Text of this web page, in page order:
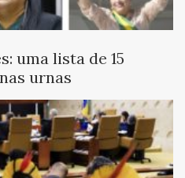
uma lista de 15
urnas